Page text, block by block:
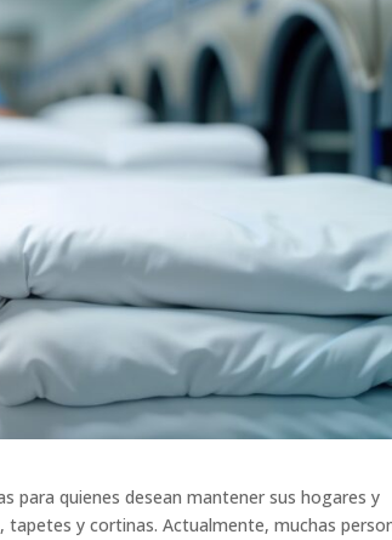
para quienes desean mantener sus hogares y
y cortinas. Actualmente, muchas